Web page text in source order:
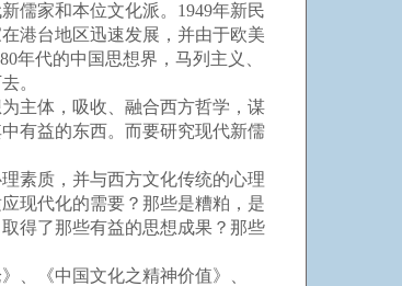
儒家和本位文化派。1949年新民
港台地区迅速发展，并由于欧美
年代的中国思想界，马列主义、
。
主体，吸收、融合西方哲学，谋
有益的东西。而要研究现代新儒
素质，并与西方文化传统的心理
现代化的需要？那些是糟粕，是
得了那些有益的思想成果？那些
《中国文化之精神价值》、